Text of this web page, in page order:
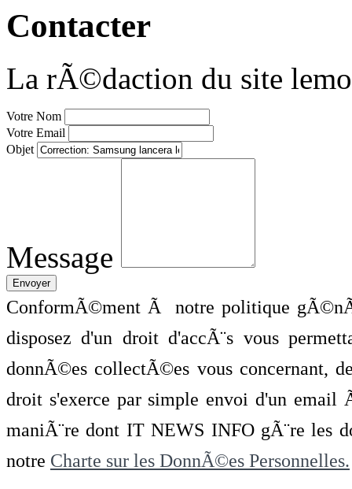
Contacter
La rÃ©daction du site
Votre Nom
Votre Email
Objet
Message
ConformÃ©ment Ã notre politique
disposez d'un droit d'accÃ¨s vous
donnÃ©es collectÃ©es vous concernant,
droit s'exerce par simple envoi d'un
maniÃ¨re dont IT NEWS INFO gÃ¨re les
notre Charte sur les DonnÃ©es Personnelles.